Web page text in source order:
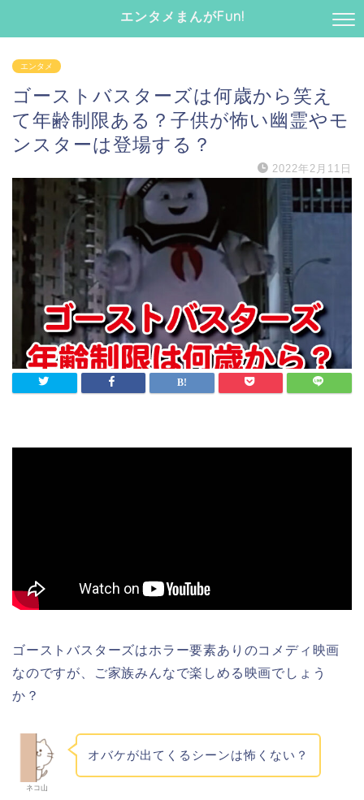
エンタメまんがFun!
エンタメ
ゴーストバスターズは何歳から笑え
て年齢制限ある？子供が怖い幽霊やモ
ンスターは登場する？
2022年2月11日
ゴーストバスターズはホラー要素ありのコメディ映画
なのですが、ご家族みんなで楽しめる映画でしょう
か？
ネコ山
オバケが出てくるシーンは怖くない？